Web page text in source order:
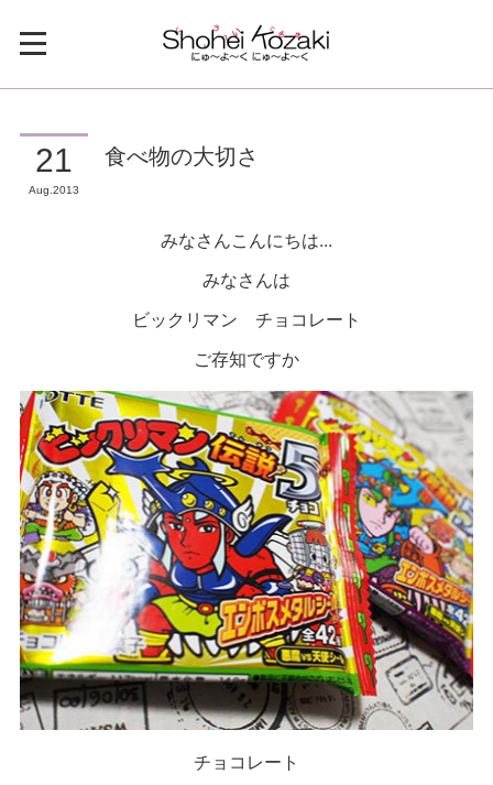
21
Aug 2013
食べ物の大切さ
みなさんこんにちは...
みなさんは
ビックリマン チョコレート
ご存知ですか
チョコレート